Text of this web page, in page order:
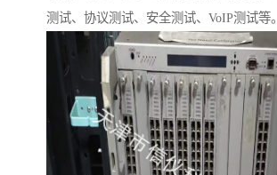
测试、协议测试、安全测试、VoIP测试等。